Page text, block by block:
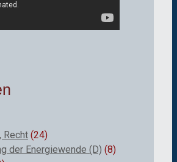
Recht (24)
der Energiewende (D) (8)